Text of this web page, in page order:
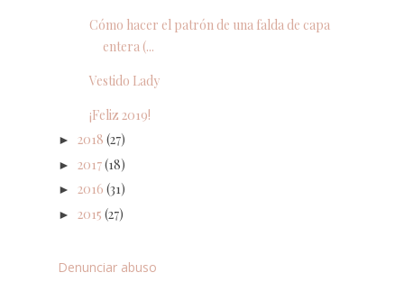
Cómo hacer el patrón de una falda de capa
entera (...
Vestido Lady
¡Feliz 2019!
► 2018 (27)
► 2017(18)
► 2016 (31)
► 2015 (27)
Denunciar abuso